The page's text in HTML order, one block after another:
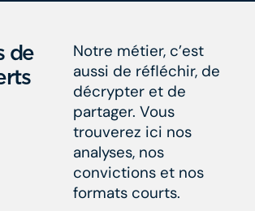
de
Notre métier, c’est
aussi de réfléchir, de
décrypter et de
partager. Vous
trouverez ici nos
analyses, nos
convictions et nos
formats courts.